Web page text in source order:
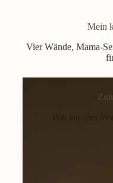
Mein
Vier Wände, Mama-
Wie aus vier